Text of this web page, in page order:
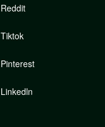
Reddit
Tiktok
Pinterest
Linkedln